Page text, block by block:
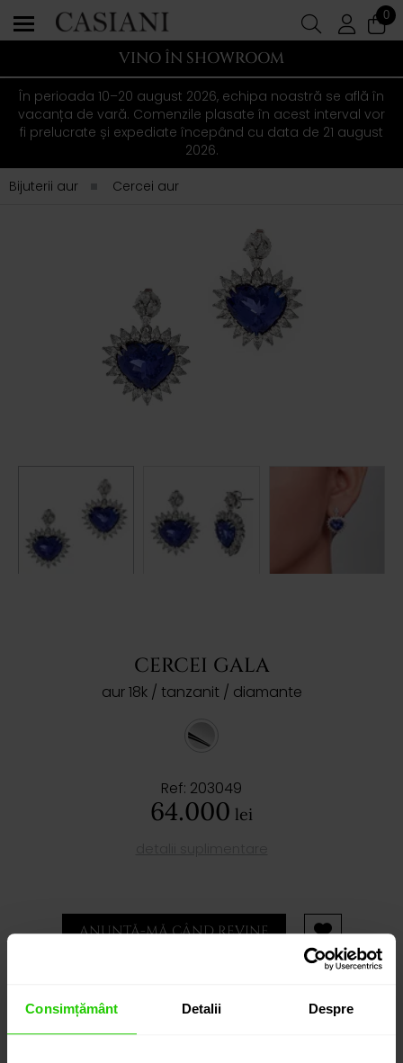
Consimțământ Detalii Despre
0
VINO ÎN SHOWROOM
În perioada 10–20 august 2026, echipa noastră se află în
vacanța de vară. Comenzile plasate în acest interval vor
fi prelucrate și expediate începând cu data de 21 august
2026.
Bijuterii aur
Cercei aur
CERCEI GALA
aur 18k / tanzanit / diamante
Ref: 203049
64.000 lei
ANUNȚĂ-MĂ CÂND REVINE